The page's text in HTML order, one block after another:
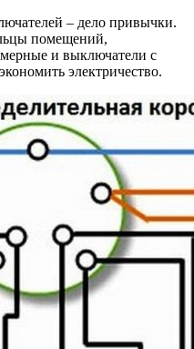
– дело привычки.
помещений,
и выключатели с
электричество.